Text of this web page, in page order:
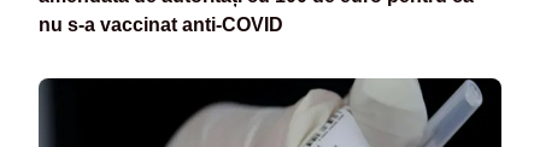
nu s-a vaccinat anti-COVID